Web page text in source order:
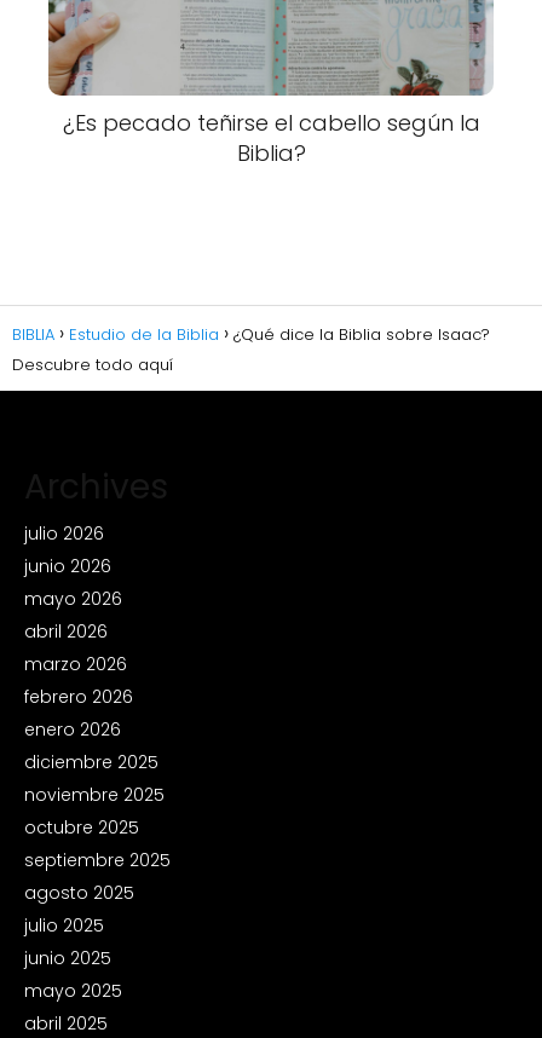
¿Es pecado teñirse el cabello según la
Biblia?
BIBLIA Estudio de la Biblia
¿Qué dice la Biblia sobre Isaac?
Descubre todo aquí
Archives
julio 2026
junio 2026
mayo 2026
abril 2026
marzo 2026
febrero 2026
enero 2026
diciembre 2025
noviembre 2025
octubre 2025
septiembre 2025
agosto 2025
julio 2025
junio 2025
mayo 2025
abril 2025